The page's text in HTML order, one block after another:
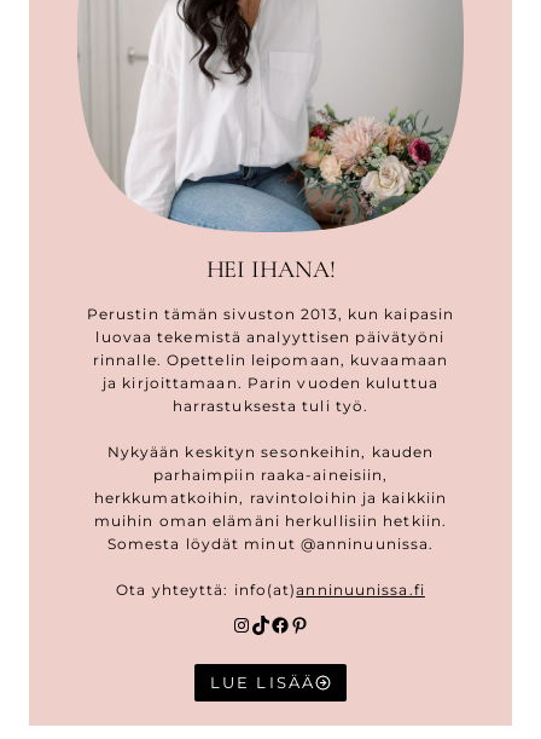
HEI IHANA!
Perustin tämän sivuston 2013, kun kaipasin
luovaa tekemistä analyyttisen päivätyöni
rinnalle. Opettelin leipomaan, kuvaamaan
ja kirjoittamaan. Parin vuoden kuluttua
harrastuksesta tuli työ.
Nykyään keskityn sesonkeihin, kauden
parhaimpiin raaka-aineisiin,
herkkumatkoihin, ravintoloihin ja kaikkiin
muihin oman elämäni herkullisiin hetkiin.
Somesta löydät minut @anninuunissa.
Ota yhteyttä: info(at)anninuunissa.fi
Instagram
TikTok
Facebook
Pinterest
LUE LISÄÄ